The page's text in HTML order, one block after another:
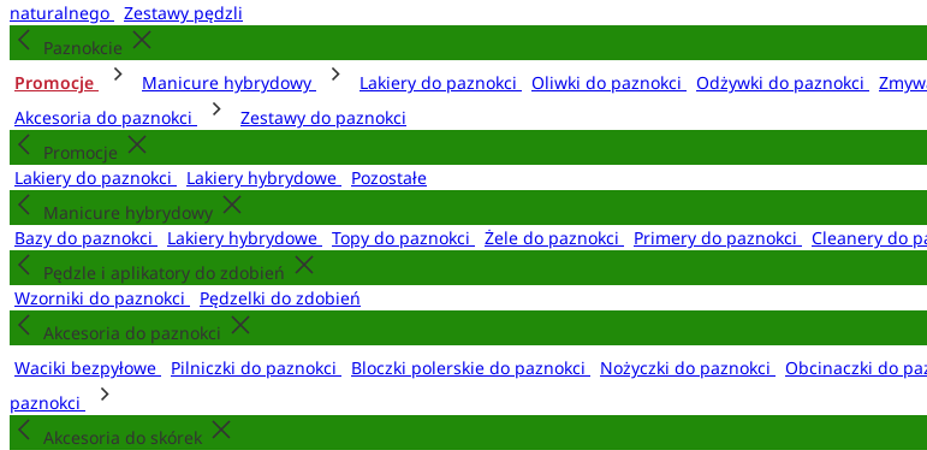
naturalnego
Zestawy pędzli
Paznokcie
Promocje
Manicure hybrydowy Lakiery do paznokci Oliwki do paznokci Odżywki do paznokci
Akcesoria do paznokci
Zestawy do paznokci
Promocje
Lakiery do paznokci
Lakiery hybrydowe
Pozostałe
Manicure hybrydowy
Bazy do paznokci
Lakiery hybrydowe Topy do paznokci Żele do paznokci Primery do paznokci Cleanery do
Pędzle i aplikatory do zdobień
Wzorniki do paznokci
Pędzelki do zdobień
Akcesoria do paznokci
Waciki bezpyłowe
Pilniczki do paznokci Bloczki polerskie do paznokci Nożyczki do paznokci Obcinaczki do
paznokci
Akcesoria do skórek